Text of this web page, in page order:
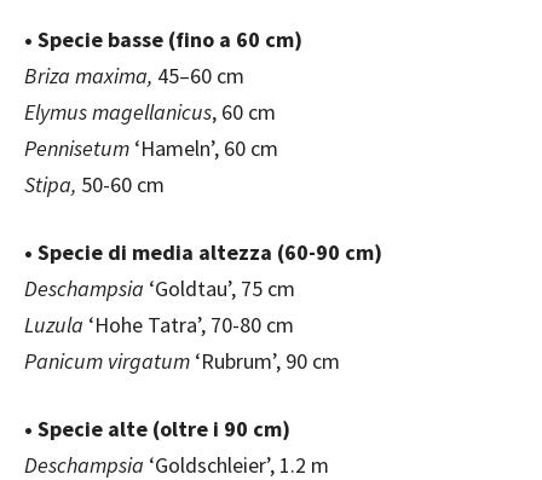
• Specie basse (fino a 60 cm)
Briza maxima, 45–60 cm
Elymus magellanicus, 60 cm
Pennisetum ‘Hameln’, 60 cm
Stipa, 50-60 cm
• Specie di media altezza (60-90 cm)
Deschampsia ‘Goldtau’, 75 cm
Luzula ‘Hohe Tatra’, 70-80 cm
Panicum virgatum ‘Rubrum’, 90 cm
• Specie alte (oltre i 90 cm)
Deschampsia ‘Goldschleier’, 1.2 m